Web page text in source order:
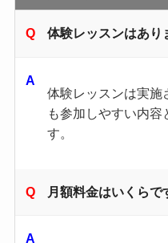
体験レッスンはあり
体験レッスンは実施
も参加しやすい内
す。
月額料金はいくらで